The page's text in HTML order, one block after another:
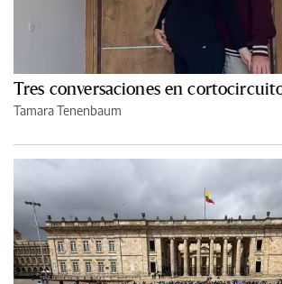
Tres conversaciones en
Tamara Tenenbaum